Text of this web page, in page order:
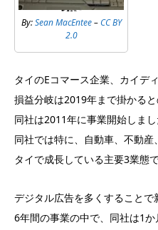
By:Sean MacEntee–CC BY
2.0
タイのEコマース企業、カイデ
損益分岐は2019年まで掛かると
同社は2011年に事業開始しまし
同社では特に、自動車、不動産
タイで成長している主要3業態
デジタル広告を多くすることで
6年間の事業の中で、同社は1か